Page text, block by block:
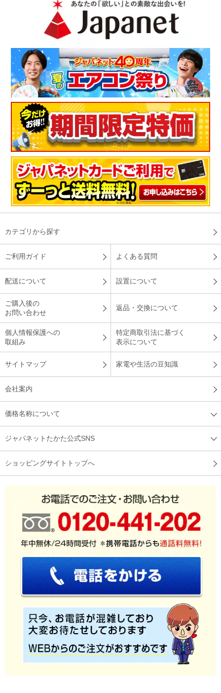
カテゴリから探す
ご利用ガイド よくある質問
配送について 設置について
ご購入後の
お問い合わせ
返品・交換について
個人情報保護への
取組み
特定商取引法に基づく
表示について
サイトマップ 家電や生活の豆知識
会社案内
価格名称について
ジャパネットたかた公式SNS
ショッピングサイトトップへ